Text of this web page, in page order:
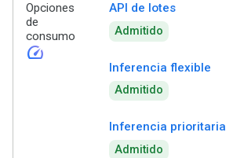
Opciones
de
consumo
speed
API de lotes
Admitido
Inferencia flexible
Admitido
Inferencia prioritaria
Admitido